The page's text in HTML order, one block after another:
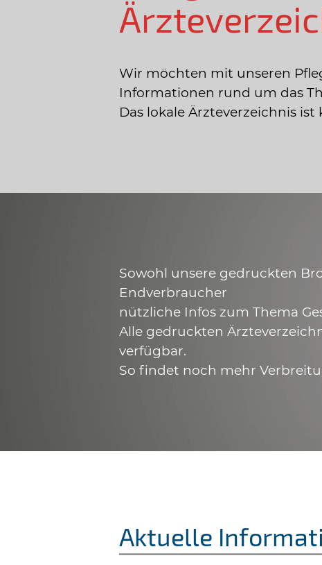
Wir möchten mit unseren
Informationen rund um das
Das lokale Ärzteverzeichnis
Sowohl unsere gedruckten
Endverbraucher
nützliche Infos zum Thema
Alle gedruckten
verfügbar.
So findet noch mehr
Aktuelle